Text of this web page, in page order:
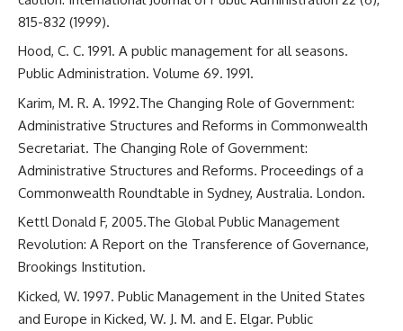
815-832 (1999).
Hood, C. C. 1991. A public management for all seasons.
Public Administration. Volume 69. 1991.
Karim, M. R. A. 1992.The Changing Role of Government:
Administrative Structures and Reforms in Commonwealth
Secretariat. The Changing Role of Government:
Administrative Structures and Reforms. Proceedings of a
Commonwealth Roundtable in Sydney, Australia. London.
Kettl Donald F, 2005.The Global Public Management
Revolution: A Report on the Transference of Governance,
Brookings Institution.
Kicked, W. 1997. Public Management in the United States
and Europe in Kicked, W. J. M. and E. Elgar. Public